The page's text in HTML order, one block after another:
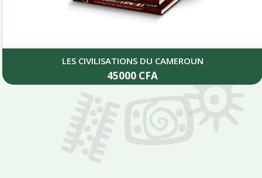
LES CIVILISATIONS DU CAMEROUN
45000 CFA